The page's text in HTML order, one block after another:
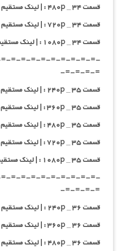
قسمت ۳۴ _ ۴۸۰p : | لینک مستقیم | دوبله فارسی
قسمت ۳۴ _ ۷۲۰p : | لینک مستقیم | دوبله فارسی
قسمت ۳۴ _ ۱۰۸۰p : | لینک مستقیم | دوبله فارسی
=-=-=-=-=-=-=-=-=-
=-=-=-=-
قسمت ۳۵ _ ۲۴۰p : | لینک مستقیم | دوبله فارسی
قسمت ۳۵ _ ۳۶۰p : | لینک مستقیم | دوبله فارسی
قسمت ۳۵ _ ۴۸۰p : | لینک مستقیم | دوبله فارسی
قسمت ۳۵ _ ۷۲۰p : | لینک مستقیم | دوبله فارسی
قسمت ۳۵ _ ۱۰۸۰p : | لینک مستقیم | دوبله فارسی
=-=-=-=-=-=-=-=-=-
=-=-=-=-
قسمت ۳۶ _ ۲۴۰p : | لینک مستقیم | دوبله فارسی
قسمت ۳۶ _ ۳۶۰p : | لینک مستقیم | دوبله فارسی
قسمت ۳۶ _ ۴۸۰p : | لینک مستقیم | دوبله فارسی